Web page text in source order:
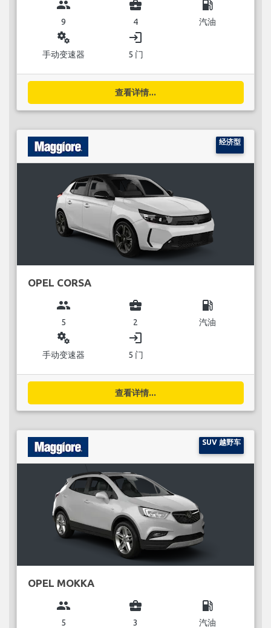
group
9
business_center
4
local_gas_station
汽油
miscellaneous_services
手动变速器
login
5 门
查看详情...
经济型
OPEL CORSA
group
5
business_center
2
local_gas_station
汽油
miscellaneous_services
手动变速器
login
5 门
查看详情...
SUV 越野车
OPEL MOKKA
group
5
business_center
3
local_gas_station
汽油